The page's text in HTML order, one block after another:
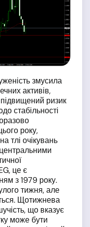
змусила
активів,
ризик
стабільності
року,
тлі очікувань
це є
з 1979 року.
тижня, але
Щотижнева
що вказує
може бути